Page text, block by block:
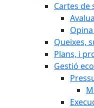
Cartes de
Queixes,
Plans, i
Gestió